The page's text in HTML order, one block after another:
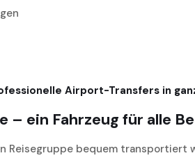
Airport-Transfers in
– ein Fahrzeug für alle
Reisegruppe bequem transportiert